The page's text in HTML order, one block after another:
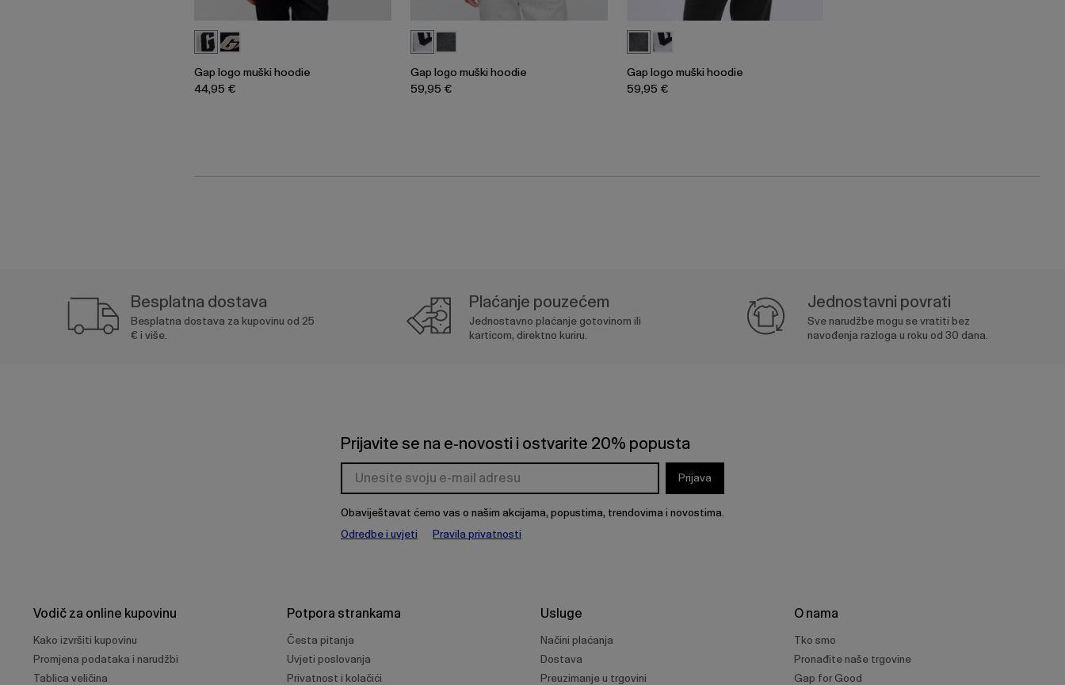
Gap logo muški hoodie
44,95 €
Gap logo muški hoodie
59,95 €
Gap logo muški hoodie
59,95 €
Besplatna dostava
Besplatna dostava za kupovinu od 25
€ i više.
Plaćanje pouzećem
Jednostavno plaćanje gotovinom ili
karticom, direktno kuriru.
Jednostavni povrati
Sve narudžbe mogu se vratiti bez
navođenja razloga u roku od 30 dana.
Prijavite se na e-novosti i ostvarite 20% popusta
Prijava
Obaviještavat ćemo vas o našim akcijama, popustima, trendovima i novostima.
Odredbe i uvjeti
Pravila privatnosti
Vodič za online kupovinu
Kako izvršiti kupovinu
Promjena podataka i narudžbi
Tablica veličina
Potpora strankama
Česta pitanja
Uvjeti poslovanja
Privatnost i kolačići
Usluge
Načini plaćanja
Dostava
Preuzimanje u trgovini
O nama
Tko smo
Pronađite naše trgovine
Gap for Good